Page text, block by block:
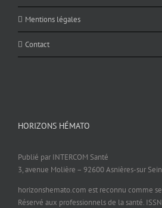
Mentions légales
Contact
HORIZONS HÉMATO
Publié par INTERCOM Santé
3, avenue Molière – 92600 Asnières-sur
horizonshemato.com est reconnu comme
Réservé aux professionnels de la santé.